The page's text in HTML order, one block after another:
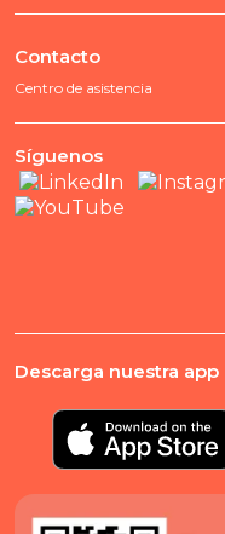
Contacto
Centro de asistencia
Síguenos
Descarga nuestra app